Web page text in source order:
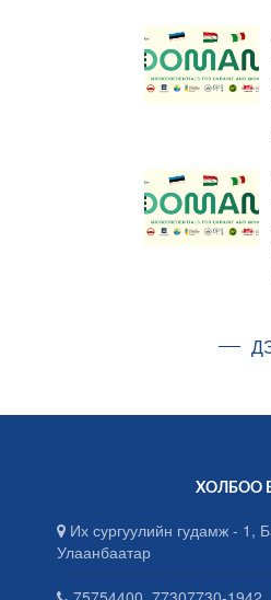
ХОЛБОО
Их сургуулийн гудамж - 1,
Улаанбаатар